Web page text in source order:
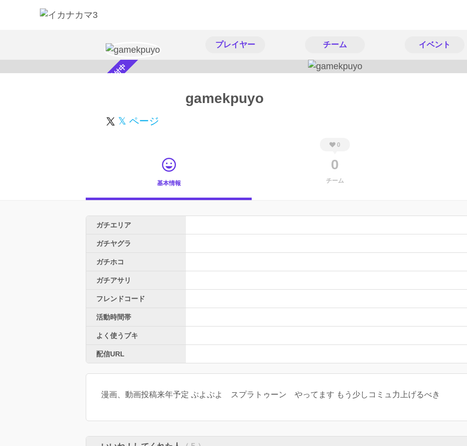
プレイヤー チーム イベント
スカウト受付中 gamekpuyo
𝕏 ページ
基本情報
0
0
チーム
ガチエリア
ガチヤグラ
ガチホコ
ガチアサリ
フレンドコード
活動時間帯
よく使うブキ
配信URL
漫画、動画投稿来年予定 ぷよぷよ スプラトゥーン やってます もう少しコミュ力上げるべき